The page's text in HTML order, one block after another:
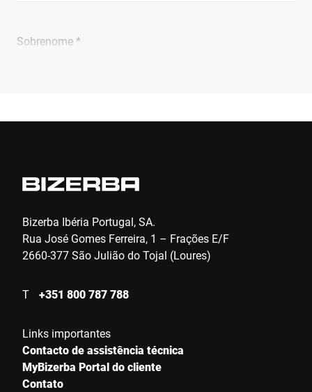
Sobrenome *
Cidade *
Bizerba Ibéria Portugal, SA.
Rua José Gomes Ferreira, 1 – Frações E/F
2660-377 São Julião do Tojal (Loures)
T +351 800 787 788
Links importantes
Contacto de assistência técnica
MyBizerba Portal do cliente
Contato